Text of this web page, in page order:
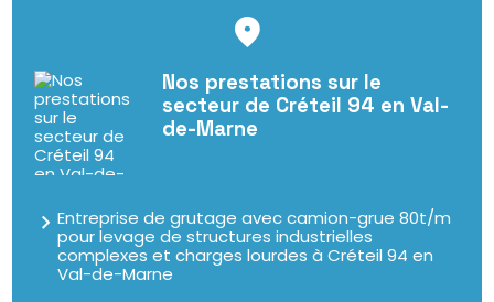
Nos prestations sur le
secteur de Créteil 94 en Val-
de-Marne
Entreprise de grutage avec camion-grue 80t/m
pour levage de structures industrielles
complexes et charges lourdes à Créteil 94 en
Val-de-Marne